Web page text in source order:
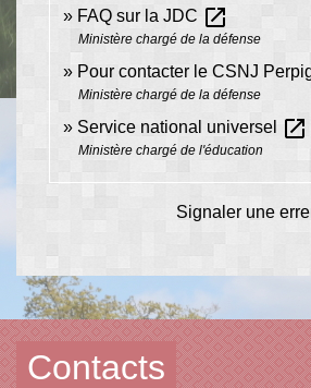
FAQ sur la JDC open_in_new
Ministère chargé de la défense
Pour contacter le CSNJ
Ministère chargé de la défense
Service national universel open_in_new
Ministère chargé de l'éducation
Signaler une
Contacts